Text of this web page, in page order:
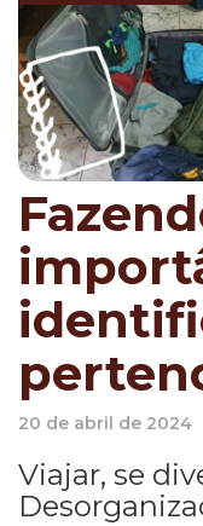
20 de abril de 2024
Viajar, se